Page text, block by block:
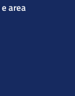
area